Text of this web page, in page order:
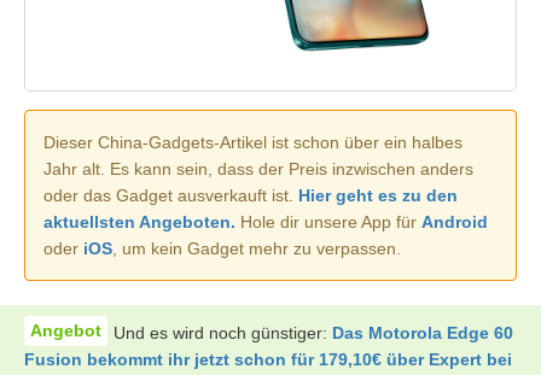
Dieser China-Gadgets-Artikel ist schon über ein halbes
Jahr alt. Es kann sein, dass der Preis inzwischen anders
oder das Gadget ausverkauft ist. Hier geht es zu den
aktuellsten Angeboten. Hole dir unsere App für Android
oder iOS , um kein Gadget mehr zu verpassen.
Und es wird noch günstiger: Das Motorola Edge 60
Fusion bekommt ihr jetzt schon für 179,10€ über Expert bei